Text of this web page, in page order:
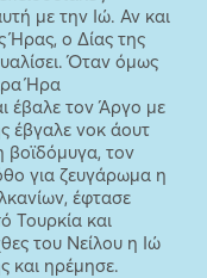
με την Ιώ. Αν και
Ήρας, ο Δίας της
Όταν όμως
Ήρα
έβαλε τον Άργο με
έβγαλε νοκ άουτ
βοϊδόμυγα, τον
για ζευγάρωμα η
έφτασε
Τουρκία και
του Νείλου η Ιώ
και ηρέμησε.